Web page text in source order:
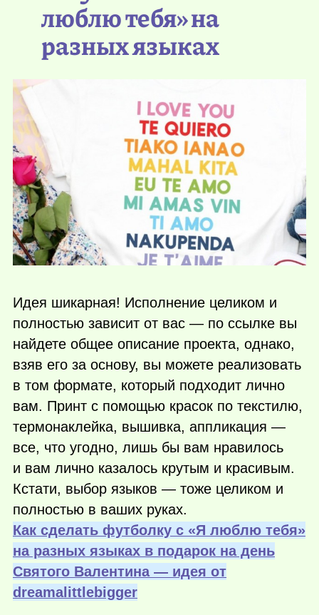
люблю тебя» на
разных языках
Идея шикарная! Исполнение целиком и
полностью зависит от вас — по ссылке вы
найдете общее описание проекта, однако,
взяв его за основу, вы можете реализовать
в том формате, который подходит лично
вам. Принт с помощью красок по текстилю,
термонаклейка, вышивка, аппликация —
все, что угодно, лишь бы вам нравилось
и вам лично казалось крутым и красивым.
Кстати, выбор языков — тоже целиком и
полностью в ваших руках.
Как сделать футболку с «Я люблю тебя»
на разных языках в подарок на день
Святого Валентина — идея от
dreamalittlebigger